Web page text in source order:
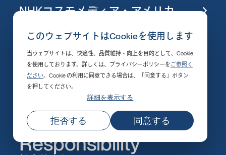
このウェブサイトはCookieを使用します
当ウェブサイトは、快適性、品質維持・向上を目的として、Cookie
を使用しております。詳しくは、プライバシーポリシーを ご参照く
ださい。Cookie の利用に同意できる場合は、「同意する」ボタン
を押してください。
詳細を表示する
同意する
拒否する
NHKコスモメディア・アメリカ
Corporate
Social
Responsibility